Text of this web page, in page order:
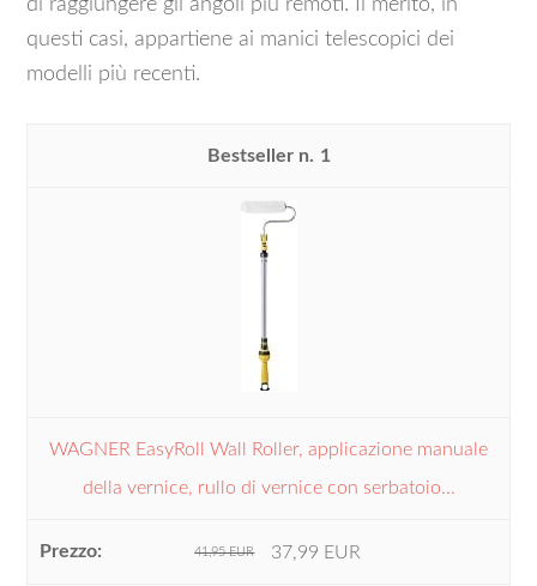
di raggiungere gli angoli più remoti. Il merito, in
questi casi, appartiene ai manici telescopici dei
modelli più recenti.
1
WAGNER EasyRoll Wall Roller, applicazione manuale
della vernice, rullo di vernice con serbatoio...
41,95 EUR 37,99 EUR